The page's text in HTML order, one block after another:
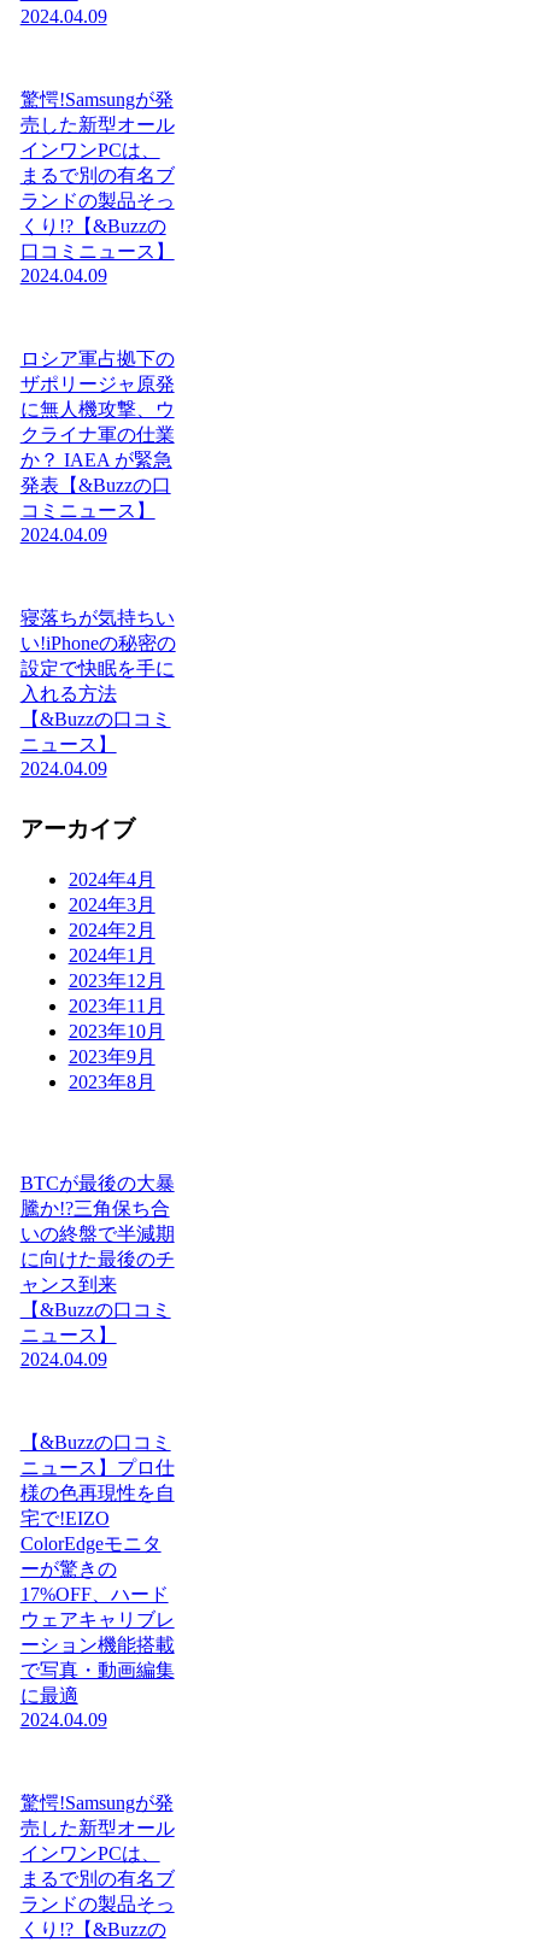
2024.04.09
驚愕!Samsungが発
売した新型オール
インワンPCは、
まるで別の有名ブ
ランドの製品そっ
くり!?【&Buzzの
口コミニュース】
2024.04.09
ロシア軍占拠下の
ザポリージャ原発
に無人機攻撃、ウ
クライナ軍の仕業
か？ IAEA が緊急
発表【&Buzzの口
コミニュース】
2024.04.09
寝落ちが気持ちい
い!iPhoneの秘密の
設定で快眠を手に
入れる方法
【&Buzzの口コミ
ニュース】
2024.04.09
アーカイブ
2024年4月
2024年3月
2024年2月
2024年1月
2023年12月
2023年11月
2023年10月
2023年9月
2023年8月
BTCが最後の大暴
騰か!?三角保ち合
いの終盤で半減期
に向けた最後のチ
ャンス到来
【&Buzzの口コミ
ニュース】
2024.04.09
【&Buzzの口コミ
ニュース】プロ仕
様の色再現性を自
宅で!EIZO
ColorEdgeモニタ
ーが驚きの
17%OFF、ハード
ウェアキャリブレ
ーション機能搭載
で写真・動画編集
に最適
2024.04.09
驚愕!Samsungが発
売した新型オール
インワンPCは、
まるで別の有名ブ
ランドの製品そっ
くり!?【&Buzzの